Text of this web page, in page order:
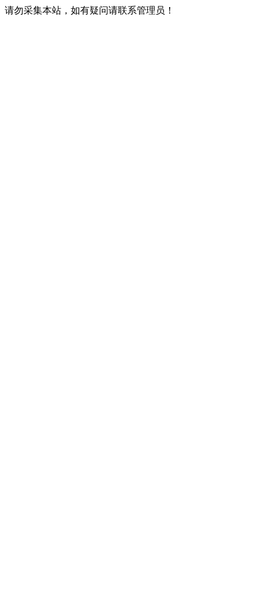
请勿采集本站，如有疑问请联系管理员！